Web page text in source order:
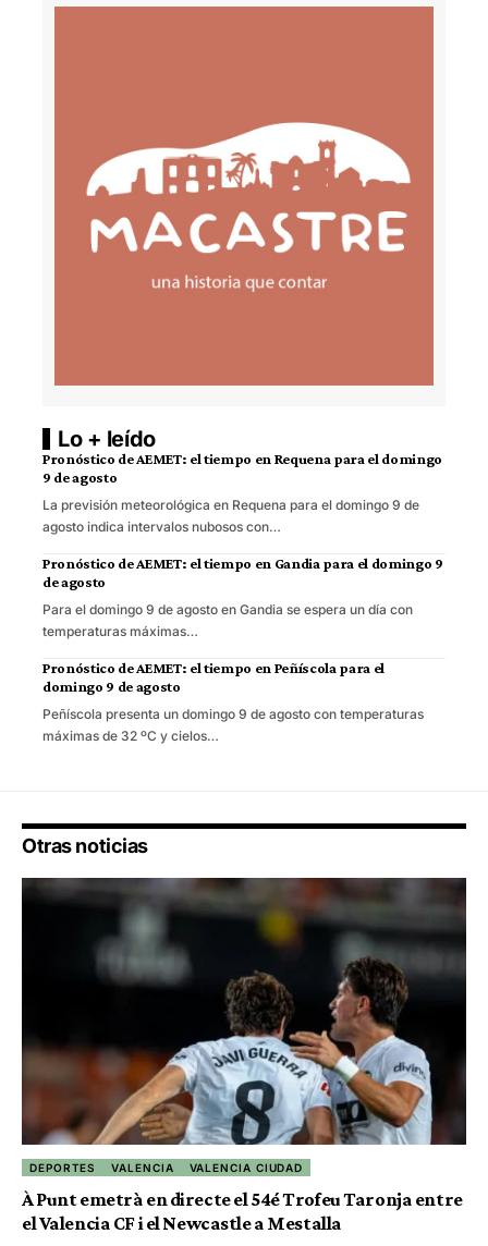
Lo + leído
Pronóstico de AEMET: el tiempo en Requena para el domingo
9 de agosto
La previsión meteorológica en Requena para el domingo 9 de
agosto indica intervalos nubosos con…
Pronóstico de AEMET: el tiempo en Gandia para el domingo 9
de agosto
Para el domingo 9 de agosto en Gandia se espera un día con
temperaturas máximas…
Pronóstico de AEMET: el tiempo en Peñíscola para el
domingo 9 de agosto
Peñíscola presenta un domingo 9 de agosto con temperaturas
máximas de 32 ºC y cielos…
Otras noticias
DEPORTES VALENCIA VALENCIA CIUDAD
À Punt emetrà en directe el 54é Trofeu Taronja entre
el Valencia CF i el Newcastle a Mestalla